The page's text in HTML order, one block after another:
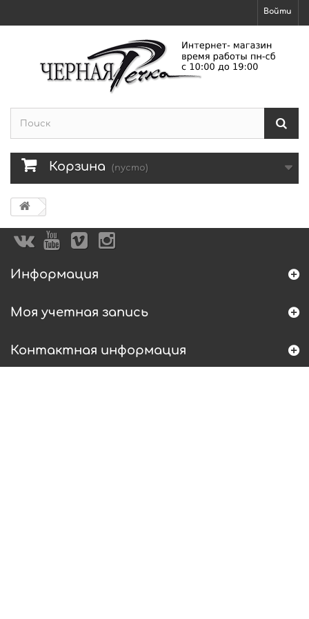
Войти
Корзина (пусто)
Информация
Моя учетная запись
Контактная информация